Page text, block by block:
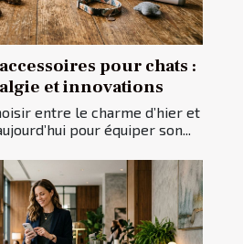
pour chats :
et innovations
entre le charme d’hier et
pour équiper son...